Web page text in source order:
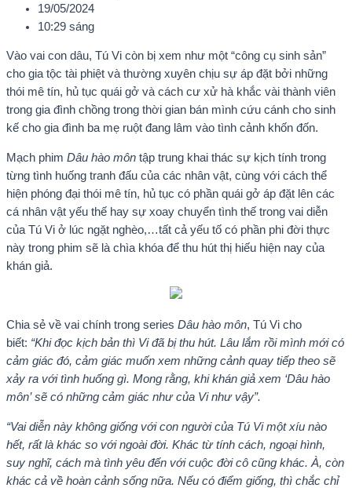
19/05/2024
10:29 sáng
Vào vai con dâu, Tú Vi còn bị xem như một “công cụ sinh sản”
cho gia tộc tài phiệt và thường xuyên chịu sự áp đặt bởi những
thói mê tín, hủ tục quái gở và cách cư xử hà khắc vài thành viên
trong gia đình chồng trong thời gian bán mình cứu cánh cho sinh
kế cho gia đình ba mẹ ruột đang lâm vào tình cảnh khốn đốn.
Mạch phim Dâu hào môn tập trung khai thác sự kịch tính trong
từng tình huống tranh đấu của các nhân vật, cùng với cách thể
hiện phóng đại thói mê tín, hủ tục có phần quái gở áp đặt lên các
cá nhân vật yếu thế hay sự xoay chuyển tình thế trong vai diễn
của Tú Vi ở lúc ngặt nghèo,…tất cả yếu tố có phần phi đời thực
này trong phim sẽ là chìa khóa để thu hút thị hiếu hiện nay của
khán giả.
Chia sẻ về vai chính trong series Dâu hào môn, Tú Vi cho
biết: “Khi đọc kịch bản thì Vi đã bị thu hút. Lâu lắm rồi mình mới có
cảm giác đó, cảm giác muốn xem những cảnh quay tiếp theo sẽ
xảy ra với tình huống gì. Mong rằng, khi khán giả xem ‘Dâu hào
môn’ sẽ có những cảm giác như của Vi như vậy”.
“Vai diễn này không giống với con người của Tú Vi một xíu nào
hết, rất là khác so với ngoài đời. Khác từ tính cách, ngoại hình,
suy nghĩ, cách mà tình yêu đến với cuộc đời cô cũng khác. À, còn
khác cả về hoàn cảnh sống nữa. Nếu có điểm giống, thì chắc chỉ